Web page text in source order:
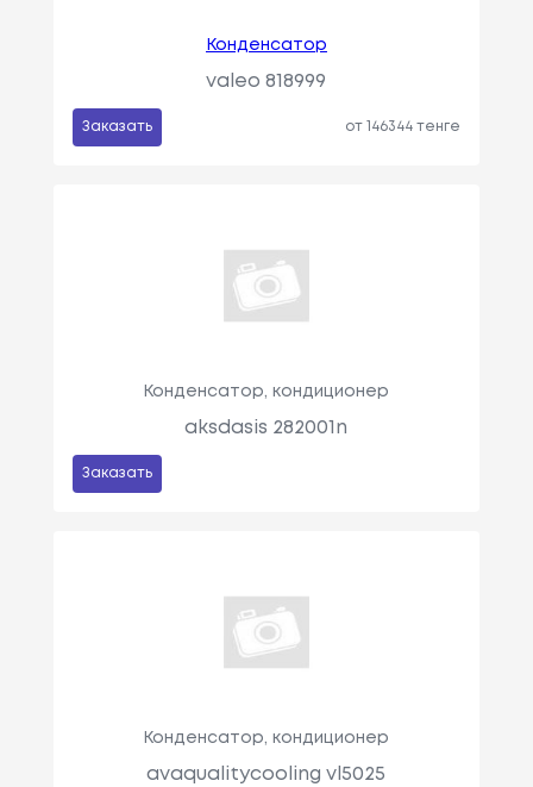
Конденсатор
valeo 818999
Заказать от 146344 тенге
Конденсатор, кондиционер
aksdasis 282001n
Заказать
Конденсатор, кондиционер
avaqualitycooling vl5025